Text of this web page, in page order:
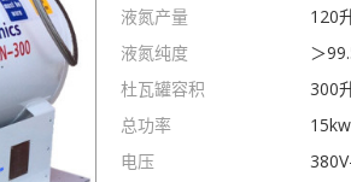
液氮产量
120
液氮纯度
＞
杜瓦罐容积
300
总功率
15kw
电压